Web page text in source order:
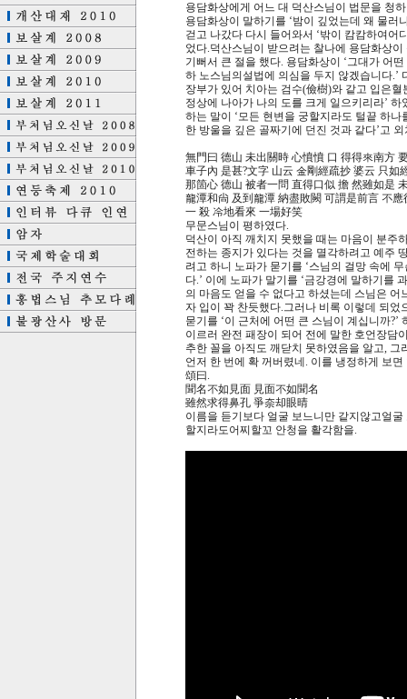
용담화상에게 어느 대 덕산스님이 법문을 청
용담화상이 말하기를 ‘밤이 깊었는데 왜 물러
걷고 나갔다 다시 들어와서 ‘밖이 캄캄하여어
었다.덕산스님이 받으려는 찰나에 용담화상
기뻐서 큰 절을 했다. 용담화상이 ‘그대가 어
하 노스님의설법에 의심을 두지 않겠습니다.’
장부가 있어 치아는 검수(儉樹)와 같고 입은
정상에 나아가 나의 도를 크게 일으키리라’
하는 말이 ‘모든 현변을 궁할지라도 털끝 하
한 방울을 깊은 골짜기에 던진 것과 같다’고
無門曰 德山 未出關時 心憤憤 口 得得來南方
車子內 是甚?文字 山云 金剛經疏抄 婆云 只
那箇心 德山 被者一問 直得口似 擔 然雖如是
龍潭和尙 及到龍潭 納盡敗闕 可謂是前言 不
一 殺 冷地看來 一場好笑
무문스님이 평하였다.
덕산이 아직 깨치지 못했을 때는 마음이 분주
전하는 종지가 있다는 것을 멸각하려고 예주
려고 하니 노파가 묻기를 ‘스님의 걸망 속에
다.’ 이에 노파가 말기를 ‘금강경에 말하기를
의 마음도 얻을 수 없다고 하셨는데 스님은 어
자 입이 꽉 찬듯했다.그러나 비록 이렇데 되
묻기를 ‘이 근처에 어떤 큰 스님이 계십니까
이르러 완전 패장이 되어 전에 말한 호언장담
추한 꼴을 아직도 깨닫치 못하였음을 알고,
언저 한 번에 확 꺼버렸네. 이를 냉정하게 보
頌曰.
聞名不如見面 見面不如聞名
雖然求得鼻孔 爭奈却眼晴
이름을 듣기보다 얼굴 보느니만 같지않고얼
할지라도어찌할꼬 안청을 활각함을.